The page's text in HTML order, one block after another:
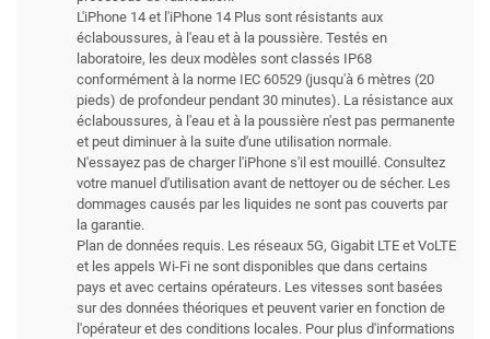
L'iPhone 14 et l'iPhone 14 Plus sont résistants aux
éclaboussures, à l'eau et à la poussière. Testés en
laboratoire, les deux modèles sont classés IP68
conformément à la norme IEC 60529 (jusqu'à 6 mètres (20
pieds) de profondeur pendant 30 minutes). La résistance aux
éclaboussures, à l'eau et à la poussière n'est pas permanente
et peut diminuer à la suite d'une utilisation normale.
N'essayez pas de charger l'iPhone s'il est mouillé. Consultez
votre manuel d'utilisation avant de nettoyer ou de sécher. Les
dommages causés par les liquides ne sont pas couverts par
la garantie.
Plan de données requis. Les réseaux 5G, Gigabit LTE et VoLTE
et les appels Wi-Fi ne sont disponibles que dans certains
pays et avec certains opérateurs. Les vitesses sont basées
sur des données théoriques et peuvent varier en fonction de
l'opérateur et des conditions locales. Pour plus d'informations